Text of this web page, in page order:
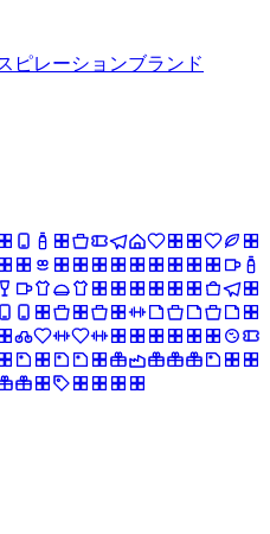
ピレーションブランド